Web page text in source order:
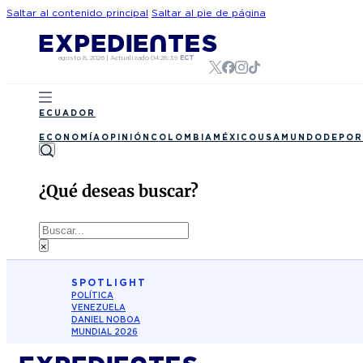
Saltar al contenido principal Saltar al pie de página
agosto 8, 2026 | Actualizado 04:28:39 ECT
ECUADOR
ECONOMÍA OPINIÓN COLOMBIA MÉXICO USA MUNDO
¿Qué deseas buscar?
Buscar
×
SPOTLIGHT
POLÍTICA
VENEZUELA
DANIEL NOBOA
MUNDIAL 2026